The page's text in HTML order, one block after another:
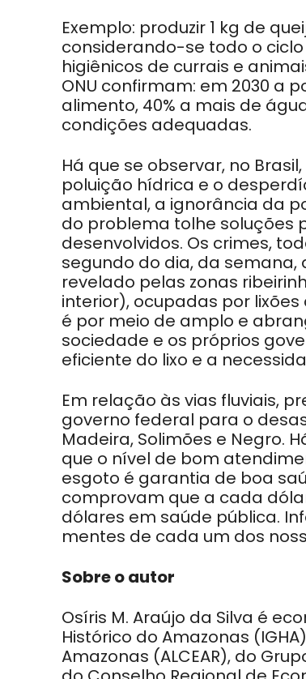
Exemplo: produzir 1 kg de
considerando-se todo o
higiênicos de currais e
ONU confirmam: em 2030 a
alimento, 40% a mais de
condições adequadas.
Há que se observar, no
poluição hídrica e o
ambiental, a ignorância da
do problema tolhe soluções
desenvolvidos. Os crimes,
segundo do dia, da semana,
revelado pelas zonas
interior), ocupadas por
é por meio de amplo e
sociedade e os próprios
eficiente do lixo e a
Em relação às vias fluviais,
governo federal para o
Madeira, Solimões e Negro.
que o nível de bom
esgoto é garantia de boa
comprovam que a cada
dólares em saúde pública.
mentes de cada um dos
Sobre o autor
Osíris M. Araújo da Silva é
Histórico do Amazonas
Amazonas (ALCEAR), do